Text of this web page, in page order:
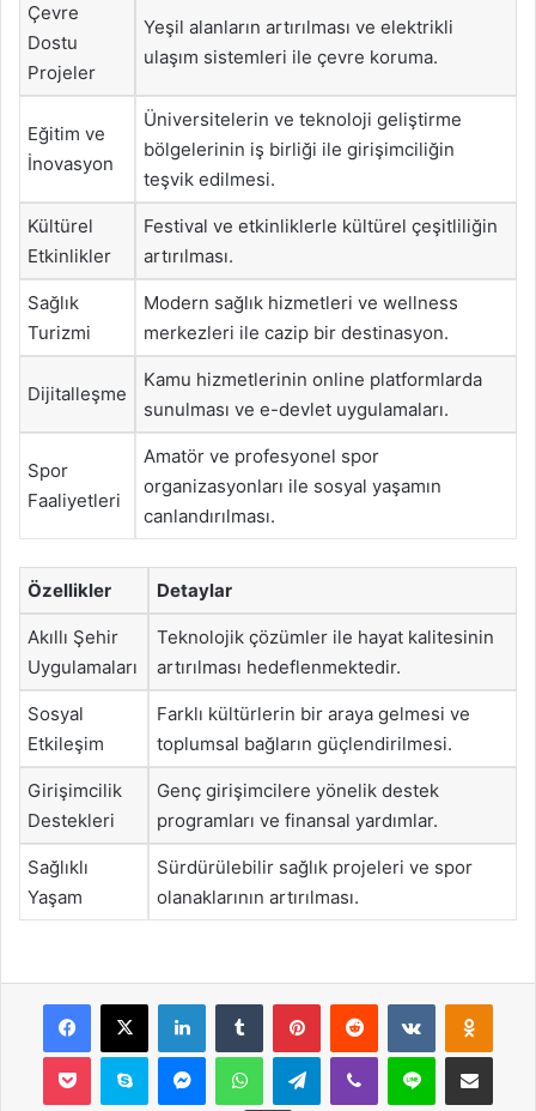
Çevre
Dostu
Projeler
Yeşil alanların artırılması ve elektrikli
ulaşım sistemleri ile çevre koruma.
Eğitim ve
İnovasyon
Üniversitelerin ve teknoloji geliştirme
bölgelerinin iş birliği ile girişimciliğin
teşvik edilmesi.
Kültürel
Etkinlikler
Festival ve etkinliklerle kültürel çeşitliliğin
artırılması.
Sağlık
Turizmi
Modern sağlık hizmetleri ve wellness
merkezleri ile cazip bir destinasyon.
Dijitalleşme
Kamu hizmetlerinin online platformlarda
sunulması ve e-devlet uygulamaları.
Spor
Faaliyetleri
Amatör ve profesyonel spor
organizasyonları ile sosyal yaşamın
canlandırılması.
Özellikler Detaylar
Akıllı Şehir
Uygulamaları
Teknolojik çözümler ile hayat kalitesinin
artırılması hedeflenmektedir.
Sosyal
Etkileşim
Farklı kültürlerin bir araya gelmesi ve
toplumsal bağların güçlendirilmesi.
Girişimcilik
Destekleri
Genç girişimcilere yönelik destek
programları ve finansal yardımlar.
Sağlıklı
Yaşam
Sürdürülebilir sağlık projeleri ve spor
olanaklarının artırılması.
Facebook
X LinkedInTumblr PinterestReddit VKontakte
Pocket Skype MessengerWhatsAppTelegramViber Line E-Posta ile